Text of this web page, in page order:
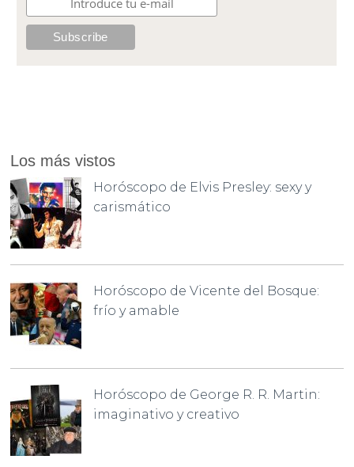
Los más vistos
Horóscopo de Elvis Presley: sexy y
carismático
Horóscopo de Vicente del Bosque:
frío y amable
Horóscopo de George R. R. Martin:
imaginativo y creativo